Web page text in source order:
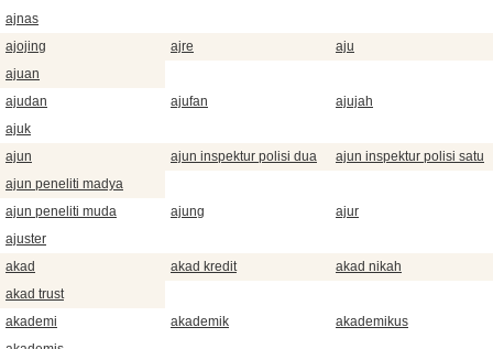
ajnas
ajojing
ajre
aju
ajuan
ajudan
ajufan
ajujah
ajuk
ajun
ajun inspektur polisi dua
ajun inspektur polisi satu
ajun peneliti madya
ajun peneliti muda
ajung
ajur
ajuster
akad
akad kredit
akad nikah
akad trust
akademi
akademik
akademikus